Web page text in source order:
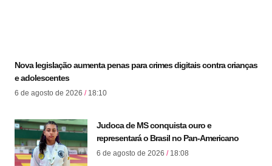
Nova legislação aumenta penas para crimes digitais contra crianças
e adolescentes
6 de agosto de 2026 18:10
Judoca de MS conquista ouro e
representará o Brasil no Pan-Americano
6 de agosto de 2026 18:08